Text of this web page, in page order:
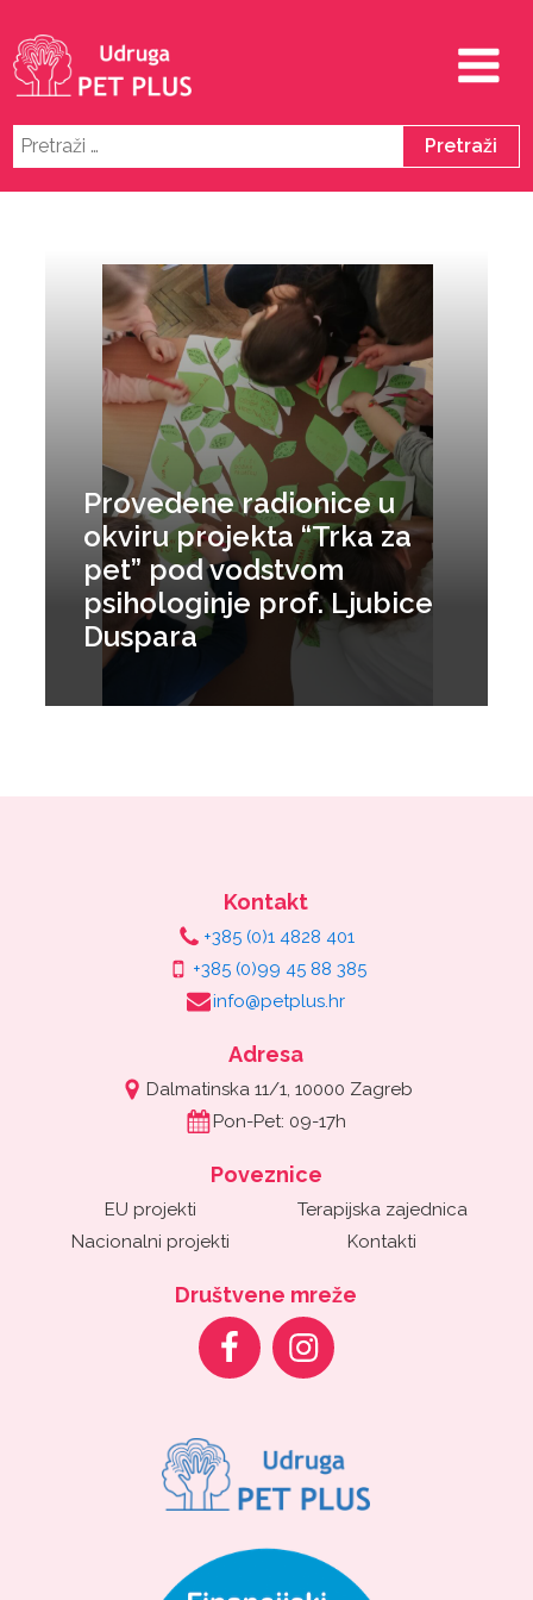
Pretraži:
Provedene radionice u
okviru projekta “Trka za
pet” pod vodstvom
psihologinje prof. Ljubice
Duspara
Kontakt
+385 (0)1 4828 401
+385 (0)99 45 88 385
info@petplus.hr
Adresa
Dalmatinska 11/1, 10000 Zagreb
Pon-Pet: 09-17h
Poveznice
EU projekti
Nacionalni projekti
Terapijska zajednica
Kontakti
Društvene mreže